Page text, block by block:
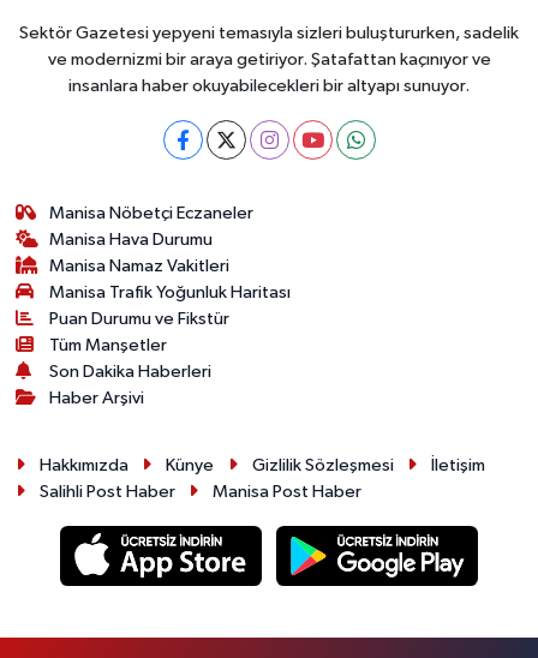
Sektör Gazetesi yepyeni temasıyla sizleri buluştururken, sadelik
ve modernizmi bir araya getiriyor. Şatafattan kaçınıyor ve
insanlara haber okuyabilecekleri bir altyapı sunuyor.
Manisa Nöbetçi Eczaneler
Manisa Hava Durumu
Manisa Namaz Vakitleri
Manisa Trafik Yoğunluk Haritası
Puan Durumu ve Fikstür
Tüm Manşetler
Son Dakika Haberleri
Haber Arşivi
Hakkımızda Künye Gizlilik Sözleşmesi
İletişim
Salihli Post Haber
Manisa Post Haber